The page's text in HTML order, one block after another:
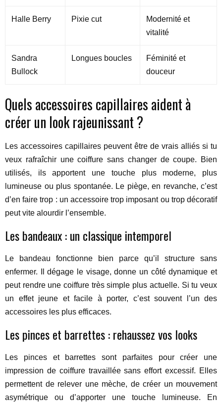
Halle Berry Pixie cut
Modernité et
vitalité
Sandra
Bullock
Longues boucles
Féminité et
douceur
Quels accessoires capillaires aident à
créer un look rajeunissant ?
Les accessoires capillaires peuvent être de vrais alliés si tu
veux rafraîchir une coiffure sans changer de coupe. Bien
utilisés, ils apportent une touche plus moderne, plus
lumineuse ou plus spontanée. Le piège, en revanche, c’est
d’en faire trop : un accessoire trop imposant ou trop décoratif
peut vite alourdir l’ensemble.
Les bandeaux : un classique intemporel
Le bandeau fonctionne bien parce qu’il structure sans
enfermer. Il dégage le visage, donne un côté dynamique et
peut rendre une coiffure très simple plus actuelle. Si tu veux
un effet jeune et facile à porter, c’est souvent l’un des
accessoires les plus efficaces.
Les pinces et barrettes : rehaussez vos looks
Les pinces et barrettes sont parfaites pour créer une
impression de coiffure travaillée sans effort excessif. Elles
permettent de relever une mèche, de créer un mouvement
asymétrique ou d’apporter une touche lumineuse. En